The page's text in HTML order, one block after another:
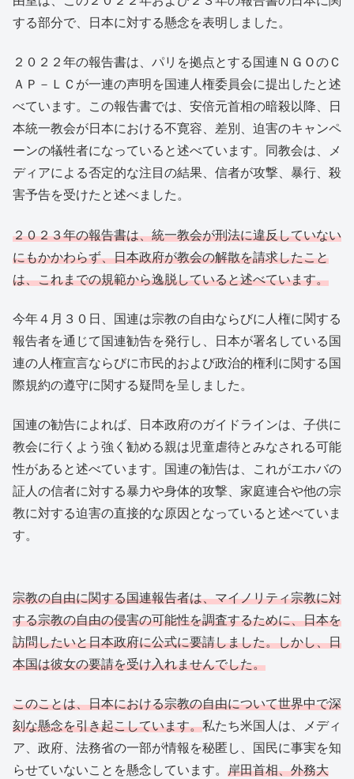
する部分で、日本に対する懸念を表明しました。
２０２２年の報告書は、パリを拠点とする国連ＮＧＯのＣ
ＡＰ－ＬＣが一連の声明を国連人権委員会に提出したと述
べています。この報告書では、安倍元首相の暗殺以降、日
本統一教会が日本における不寛容、差別、迫害のキャンペ
ーンの犠牲者になっていると述べています。同教会は、メ
ディアによる否定的な注目の結果、信者が攻撃、暴行、殺
害予告を受けたと述べました。
２０２３年の報告書は、統一教会が刑法に違反していない
にもかかわらず、日本政府が教会の解散を請求したこと
は、これまでの規範から逸脱していると述べています。
今年４月３０日、国連は宗教の自由ならびに人権に関する
報告者を通じて国連勧告を発行し、日本が署名している国
連の人権宣言ならびに市民的および政治的権利に関する国
際規約の遵守に関する疑問を呈しました。
国連の勧告によれば、日本政府のガイドラインは、子供に
教会に行くよう強く勧める親は児童虐待とみなされる可能
性があると述べています。国連の勧告は、これがエホバの
証人の信者に対する暴力や身体的攻撃、家庭連合や他の宗
教に対する迫害の直接的な原因となっていると述べていま
す。
宗教の自由に関する国連報告者は、マイノリティ宗教に対
する宗教の自由の侵害の可能性を調査するために、日本を
訪問したいと日本政府に公式に要請しました。しかし、日
本国は彼女の要請を受け入れませんでした。
このことは、日本における宗教の自由について世界中で深
刻な懸念を引き起こしています。私たち米国人は、メディ
ア、政府、法務省の一部が情報を秘匿し、国民に事実を知
らせていないことを懸念しています。 岸田首相、外務大